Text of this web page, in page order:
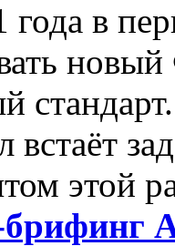
года в
этой